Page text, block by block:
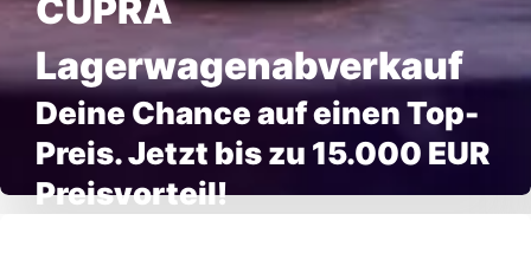
CUPRA
Lagerwagenabverkauf
Deine Chance auf einen Top-
Preis. Jetzt bis zu 15.000 EUR
Preisvorteil!